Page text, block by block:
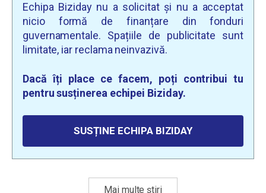
Echipa Biziday nu a solicitat și nu a acceptat
nicio formă de finanțare din fonduri
guvernamentale. Spațiile de publicitate sunt
limitate, iar reclama neinvazivă.
Dacă îți place ce facem, poți contribui tu
pentru susținerea echipei Biziday.
SUSȚINE ECHIPA BIZIDAY
Mai multe știri